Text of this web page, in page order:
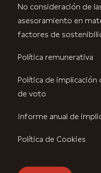
No consideración de
asesoramiento en
factores de
Política remunerativa
Política de implicación
de voto
Informe anual de
Política de Cookies